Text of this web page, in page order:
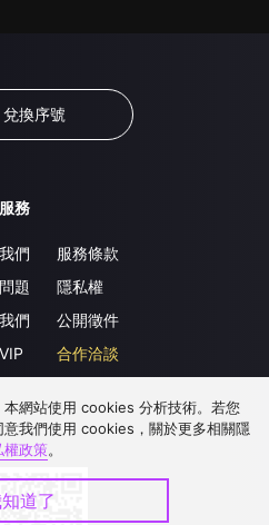
兌換序號
務
們
題
們
服務條款
隱私權
公開徵件
合作洽談
網站使用 cookies 分析技術。若您
我們使用 cookies，關於更多相關隱
權政策。
道了